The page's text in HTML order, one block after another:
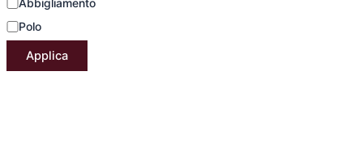
Abbigliamento
Polo
Applica